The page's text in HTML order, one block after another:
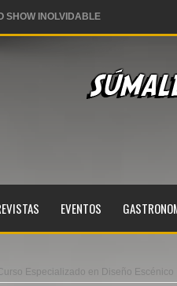
SHOW INOLVIDABLE
03 de junio
EVENTOS
Especializado en Diseño Escénico